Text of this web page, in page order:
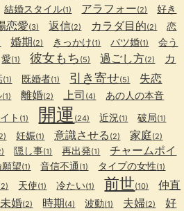
結婚スタイル(1) アラフォー(2)
好き
恋愛(3) 返信(2) カラダ目的(2)
恋
婚期(2) きっかけ(1) バツ婚(1) 会う
愛(1) 彼女もち (5) 過ごし方(2)
カ
(1) 既婚者(1) 引き寄せ(5) 失恋
(1) 離婚(2) 上司 (4) あの人の本音
ト (1) 開運 (24) 近況 (1) 破局(1)
妊娠(1) 意識させる (2) 家庭(2)
隠し事(1) 再出発(1)
チャームポイ
望(1) 音信不通 (1) タイプの女性(1)
天使(1) 冷たい(1) 前世(10)
仲直
未婚(2) 時期(4) 波動(1) 夫婦(2)
好